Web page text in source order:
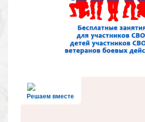
Решаем вместе